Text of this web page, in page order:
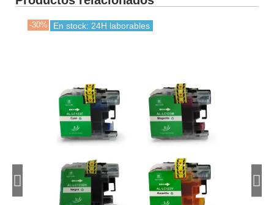
-30% En stock: 24H laborables